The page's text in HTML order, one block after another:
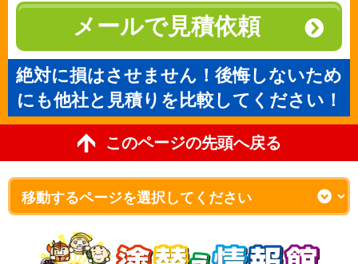
メールで見積依頼
絶対に損はさせません！後悔しないため
にも他社と見積りを比較してください！
このページの先頭へ戻る